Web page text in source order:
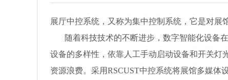
展厅中控系统，又称为集中控制系统，它是对展
随着科技技术的不断进步，数字智能化设备
设备的多样性，依靠人工手动启动设备和开关灯
资源浪费。采用RSCUST中控系统将展馆多媒体